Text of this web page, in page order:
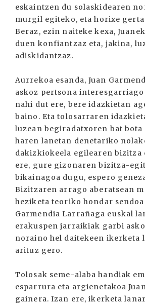
eskaintzen du solaskidearen
murgil egiteko, eta horixe
Beraz, ezin naiteke kexa,
duen konfiantzaz eta, jakina,
adiskidantzaz.
Aurrekoa esanda, Juan
askoz pertsona
nahi dut ere, bere idazkietan
baino. Eta tolosarraren
luzean begiradatxoren bat bota
haren lanetan denetariko
dakizkiokeela egilearen bizitza
ere, gure gizonaren bizitza-
bikainagoa dugu, espero
Bizitzaren arrago aberatsean
heziketa teoriko hondar
Garmendia Larrañaga euskal
erakuspen jarraikiak garbi
noraino hel daitekeen ikerketa
arituz gero.
Tolosak seme-alaba handiak
esparrura eta argienetakoa
gainera. Izan ere, ikerketa